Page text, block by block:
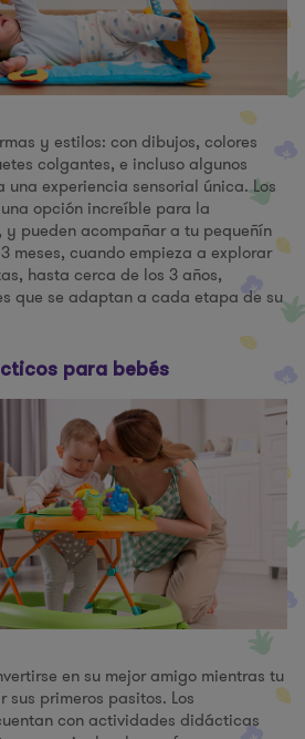
y estilos: con dibujos, colores
colgantes, e incluso algunos
experiencia sensorial única. Los
opción increíble para la
y pueden acompañar a tu pequeñín
meses, cuando empieza a explorar
hasta cerca de los 3 años,
que se adaptan a cada etapa de su
para bebés
en su mejor amigo mientras tu
primeros pasitos. Los
con actividades didácticas